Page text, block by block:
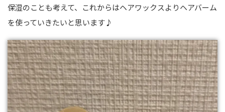
保湿のことも考えて、これからはヘアワックスよりヘアバーム
を使っていきたいと思います♪